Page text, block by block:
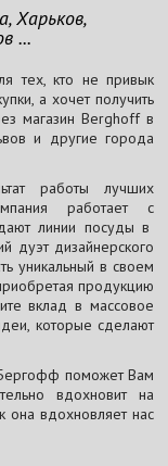
Харьков,
...
тех, кто не привык
а хочет получить
магазин Berghoff в
и другие города
работы лучших
работает с
линии посуды в
дуэт дизайнерского
уникальный в своем
продукцию
вклад в массовое
которые сделают
поможет Вам
вдохновит на
она вдохновляет нас